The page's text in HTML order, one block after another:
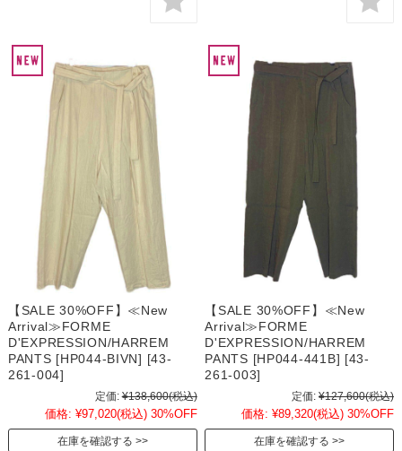
【SALE 30%OFF】≪New
Arrival≫FORME
D'EXPRESSION/HARREM
PANTS [HP044-BIVN] [43-
261-004]
定価: ¥138,600(税込)
価格: ¥97,020(税込) 30%OFF
在庫を確認する
【SALE 30%OFF】≪New
Arrival≫FORME
D'EXPRESSION/HARREM
PANTS [HP044-441B] [43-
261-003]
定価: ¥127,600(税込)
価格: ¥89,320(税込) 30%OFF
在庫を確認する